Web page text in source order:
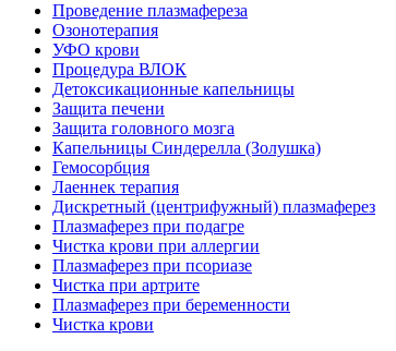
Проведение плазмафереза
Озонотерапия
УФО крови
Процедура ВЛОК
Детоксикационные капельницы
Защита печени
Защита головного мозга
Капельницы Синдерелла (Золушка)
Гемосорбция
Лаеннек терапия
Дискретный (центрифужный) плазмаферез
Плазмаферез при подагре
Чистка крови при аллергии
Плазмаферез при псориазе
Чистка при артрите
Плазмаферез при беременности
Чистка крови